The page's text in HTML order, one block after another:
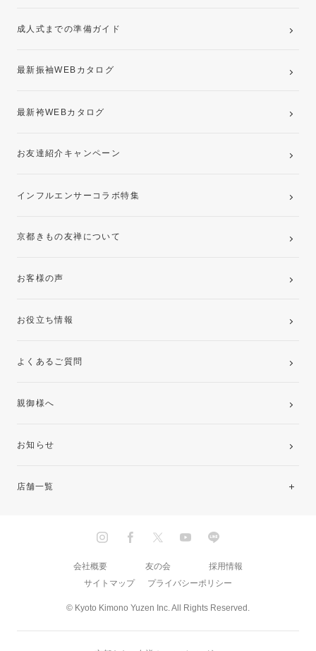
成人式までの準備ガイド
最新振袖WEBカタログ
最新袴WEBカタログ
お友達紹介キャンペーン
インフルエンサーコラボ特集
京都きもの友禅について
お客様の声
お役立ち情報
よくあるご質問
親御様へ
お知らせ
店舗一覧
© Kyoto Kimono Yuzen Inc. All Rights Reserved.
会社概要 友の会
採用情報
サイトマップ
プライバシーポリシー